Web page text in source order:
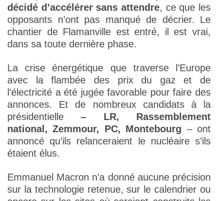
décidé d’accélérer sans attendre, ce que les
opposants n’ont pas manqué de décrier. Le
chantier de Flamanville est entré, il est vrai,
dans sa toute dernière phase.
La crise énergétique que traverse l’Europe
avec la flambée des prix du gaz et de
l’électricité a été jugée favorable pour faire des
annonces. Et de nombreux candidats à la
présidentielle– LR, Rassemblement
national, Zemmour, PC, Montebourg – ont
annoncé qu’ils relanceraient le nucléaire s’ils
étaient élus.
Emmanuel Macron n’a donné aucune précision
sur la technologie retenue, sur le calendrier ou